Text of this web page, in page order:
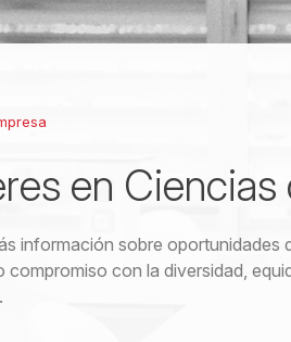
en Ciencias
información sobre oportunidades
compromiso con la diversidad,